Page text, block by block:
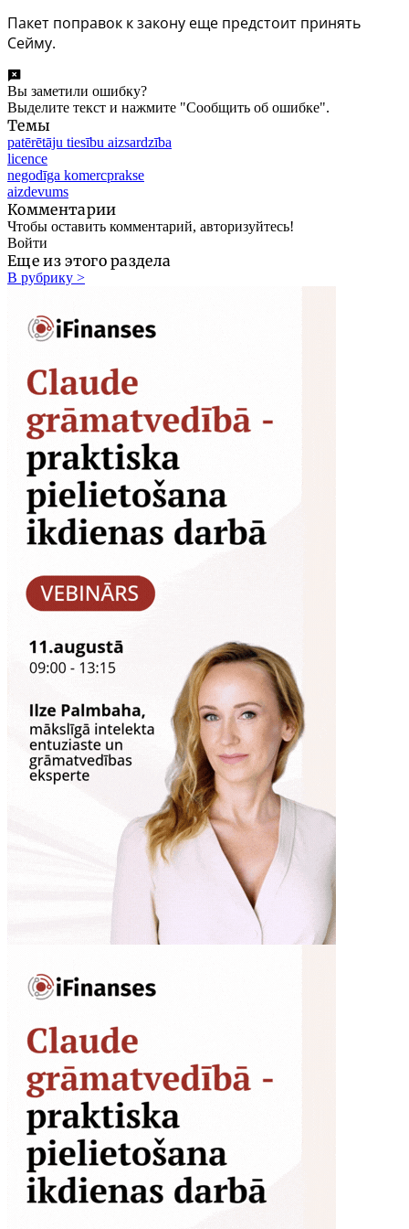
Пакет поправок к закону еще предстоит принять
Сейму.
Вы заметили ошибку?
Выделите текст и нажмите "Сообщить об ошибке".
Темы
patērētāju tiesību aizsardzība
licence
negodīga komercprakse
aizdevums
Комментарии
Чтобы оставить комментарий, авторизуйтесь!
Войти
Еще из этого раздела
В рубрику >